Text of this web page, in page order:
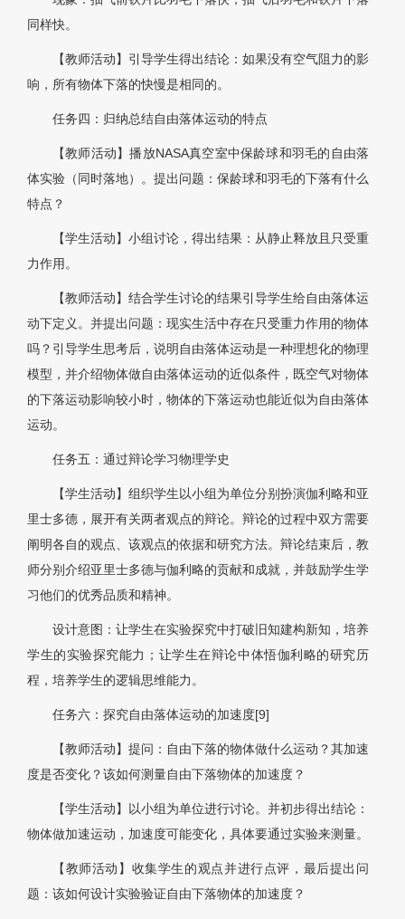
同样快。
【教师活动】引导学生得出结论：如果没有空气阻力的影
响，所有物体下落的快慢是相同的。
任务四：归纳总结自由落体运动的特点
【教师活动】播放NASA真空室中保龄球和羽毛的自由落
体实验（同时落地）。提出问题：保龄球和羽毛的下落有什么
特点？
【学生活动】小组讨论，得出结果：从静止释放且只受重
力作用。
【教师活动】结合学生讨论的结果引导学生给自由落体运
动下定义。并提出问题：现实生活中存在只受重力作用的物体
吗？引导学生思考后，说明自由落体运动是一种理想化的物理
模型，并介绍物体做自由落体运动的近似条件，既空气对物体
的下落运动影响较小时，物体的下落运动也能近似为自由落体
运动。
任务五：通过辩论学习物理学史
【学生活动】组织学生以小组为单位分别扮演伽利略和亚
里士多德，展开有关两者观点的辩论。辩论的过程中双方需要
阐明各自的观点、该观点的依据和研究方法。辩论结束后，教
师分别介绍亚里士多德与伽利略的贡献和成就，并鼓励学生学
习他们的优秀品质和精神。
设计意图：让学生在实验探究中打破旧知建构新知，培养
学生的实验探究能力；让学生在辩论中体悟伽利略的研究历
程，培养学生的逻辑思维能力。
任务六：探究自由落体运动的加速度[9]
【教师活动】提问：自由下落的物体做什么运动？其加速
度是否变化？该如何测量自由下落物体的加速度？
【学生活动】以小组为单位进行讨论。并初步得出结论：
物体做加速运动，加速度可能变化，具体要通过实验来测量。
【教师活动】收集学生的观点并进行点评，最后提出问
题：该如何设计实验验证自由下落物体的加速度？